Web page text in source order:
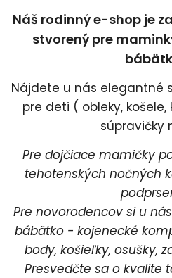
Náš rodinný e-shop je
stvorený pre
Nájdete u nás elegantné
pre deti ( obleky,
súpravičky
Pre dojčiace mamičky
tehotenských nočných
Pre novorodencov si u
bábätko - kojenecké
body, košieľky, osušky,
Presvedčte sa o kvalite